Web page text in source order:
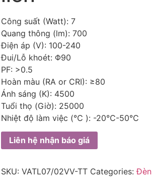
Công suất (Watt): 7
Quang thông (lm): 700
Điện áp (V): 100-240
Đui/Lỗ khoét: Φ90
PF: >0.5
Hoàn màu (RA or CRI): ≥80
Ánh sáng (K): 4500
Tuổi thọ (Giờ): 25000
Nhiệt độ làm việc (℃ ): -20℃-50℃
Liên hệ nhận báo giá
SKU: VATL07/02VV-TT Categories: